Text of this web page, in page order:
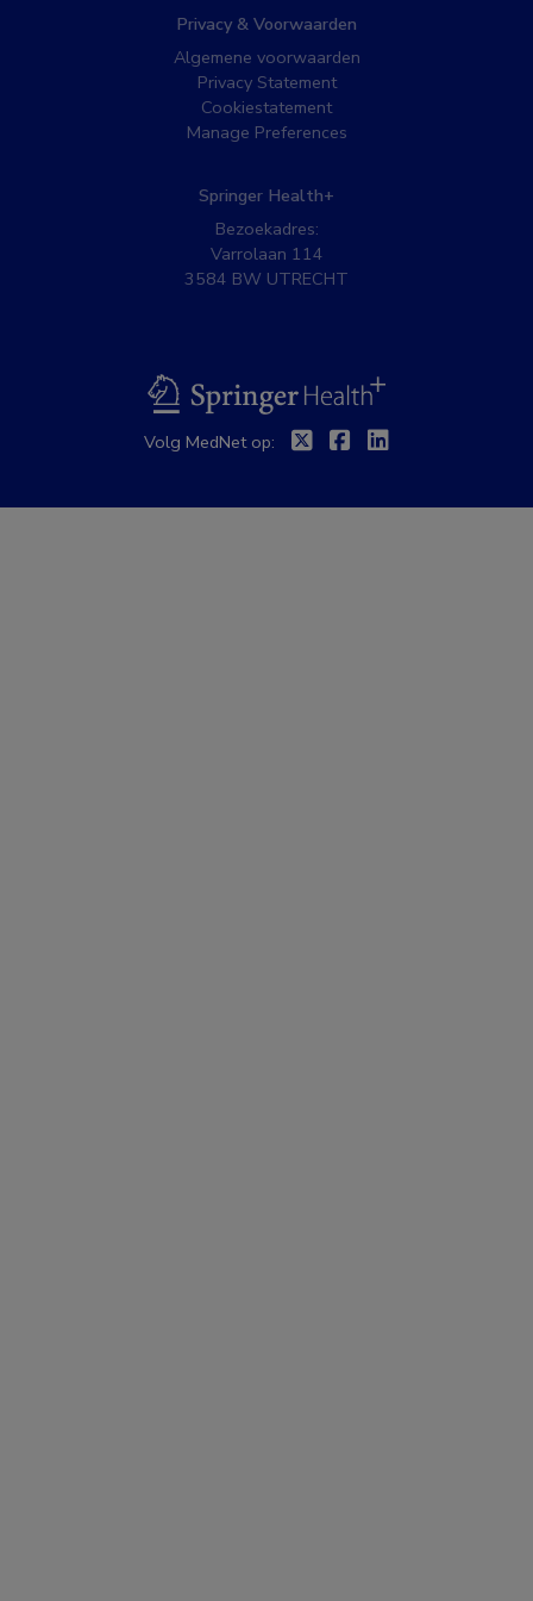
Privacy & Voorwaarden
Algemene voorwaarden
Privacy Statement
Cookiestatement
Manage Preferences
Springer Health+
Bezoekadres:
Varrolaan 114
3584 BW UTRECHT
BSL
Volg MedNet op: TwitterFacebook
Linkedin